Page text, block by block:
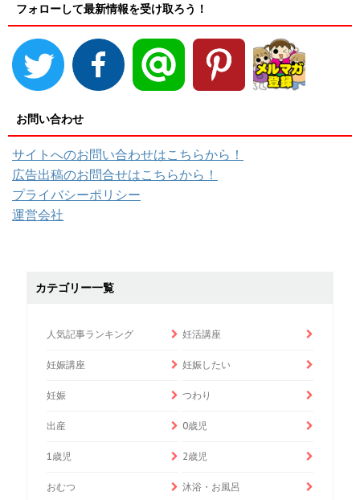
フォローして最新情報を受け取ろう！
お問い合わせ
サイトへのお問い合わせはこちらから！
広告出稿のお問合せはこちらから！
プライバシーポリシー
運営会社
カテゴリー一覧
人気記事ランキング 妊活講座
妊娠講座 妊娠したい
妊娠 つわり
出産 0歳児
1歳児 2歳児
おむつ 沐浴・お風呂